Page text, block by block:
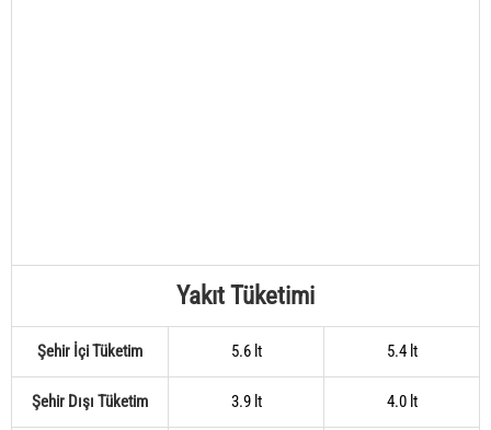
Yakıt Tüketimi
Şehir İçi Tüketim 5.6 lt 5.4 lt
Şehir Dışı Tüketim 3.9 lt 4.0 lt